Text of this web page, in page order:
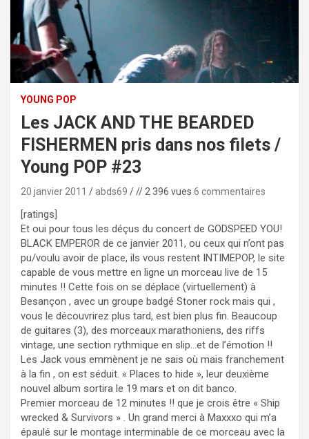
YOUNG POP
Les JACK AND THE BEARDED
FISHERMEN pris dans nos filets /
Young POP #23
20 janvier 2011 abds69 // 2 396 vues 6 commentaires
[ratings]
Et oui pour tous les déçus du concert de GODSPEED YOU!
BLACK EMPEROR de ce janvier 2011, ou ceux qui n’ont pas
pu/voulu avoir de place, ils vous restent INTIMEPOP, le site
capable de vous mettre en ligne un morceau live de 15
minutes !! Cette fois on se déplace (virtuellement) à
Besançon , avec un groupe badgé Stoner rock mais qui ,
vous le découvrirez plus tard, est bien plus fin. Beaucoup
de guitares (3), des morceaux marathoniens, des riffs
vintage, une section rythmique en slip…et de l’émotion !!
Les Jack vous emmènent je ne sais où mais franchement
à la fin , on est séduit. « Places to hide », leur deuxième
nouvel album sortira le 19 mars et on dit banco.
Premier morceau de 12 minutes !! que je crois être « Ship
wrecked & Survivors » . Un grand merci à Maxxxo qui m’a
épaulé sur le montage interminable de ce morceau avec la